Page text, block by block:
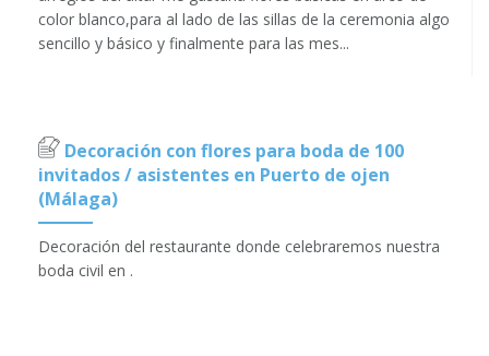
color blanco,para al lado de las sillas de la ceremonia algo
sencillo y básico y finalmente para las mes...
Decoración con flores para boda de 100
invitados / asistentes en Puerto de ojen
(Málaga)
Decoración del restaurante donde celebraremos nuestra
boda civil en .